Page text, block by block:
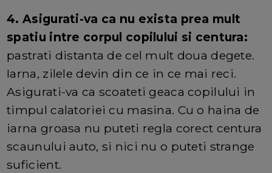
4. Asigurati-va ca nu exista prea mult
spatiu intre corpul copilului si centura:
pastrati distanta de cel mult doua degete.
Iarna, zilele devin din ce in ce mai reci.
Asigurati-va ca scoateti geaca copilului in
timpul calatoriei cu masina. Cu o haina de
iarna groasa nu puteti regla corect centura
scaunului auto, si nici nu o puteti strange
suficient.